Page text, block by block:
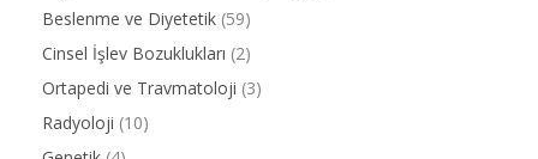
Beslenme ve Diyetetik (59)
Cinsel İşlev Bozuklukları (2)
Ortapedi ve Travmatoloji (3)
Radyoloji (10)